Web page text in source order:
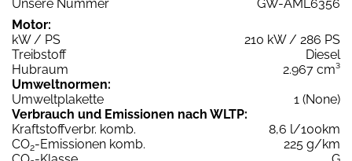
Unsere Nummer
GW-AML6356
Motor:
kW / PS
210 kW / 286 PS
Treibstoff
Diesel
Hubraum
2.967 cm³
Umweltnormen:
Umweltplakette
1 (None)
Verbrauch und Emissionen nach WLTP:
Kraftstoffverbr. komb.
8,6 l/100km
CO2-Emissionen komb.
225 g/km